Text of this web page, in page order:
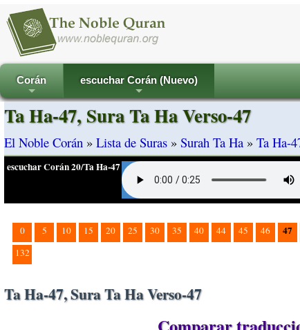
+
Corán
+
escuchar Corán (Nuevo)
Ta Ha-47, Sura Ta Ha Verso-47
El Noble Corán » Lista de Suras » Surah Ta Ha » Ta Ha-
escuchar Corán 20/Ta Ha-47
0 5 10 15 20 25 30 35 40 44 45 46 47
132
Ta Ha-47, Sura Ta Ha Verso-47